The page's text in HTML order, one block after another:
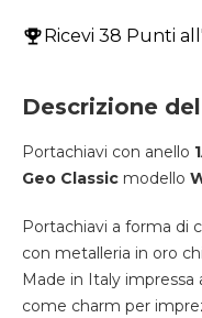
Ricevi 38 Punti
Descrizione
Portachiavi con anello
Geo Classic modello
Portachiavi a forma di
con metalleria in oro
Made in Italy impressa
come charm per